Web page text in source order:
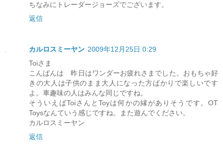
ちなみにトレーダージョーズでございます。
返信
カルロスミーヤン 2009年12月25日 0:29
Toiさま
こんばんは 昨日はワンダーお疲れさまでした。おもちゃ好
きの大人は子供のまま大人になった方ばかりで楽しいです
よ。車趣味の人はみんな同じですね。
そういえばToiさんとToyは何かの縁がありそうです。OT
Toysなんていう感じですね。また遊んでください。
カルロスミーヤン
返信